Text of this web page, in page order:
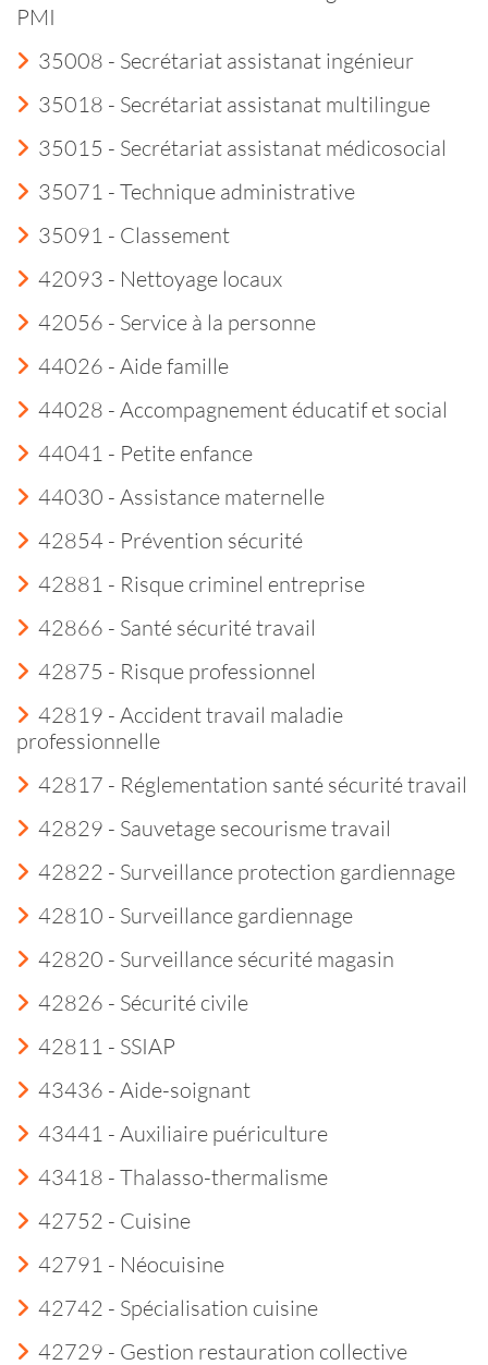
PMI
35008 - Secrétariat assistanat ingénieur
35018 - Secrétariat assistanat multilingue
35015 - Secrétariat assistanat médicosocial
35071 - Technique administrative
35091 - Classement
42093 - Nettoyage locaux
42056 - Service à la personne
44026 - Aide famille
44028 - Accompagnement éducatif et social
44041 - Petite enfance
44030 - Assistance maternelle
42854 - Prévention sécurité
42881 - Risque criminel entreprise
42866 - Santé sécurité travail
42875 - Risque professionnel
42819 - Accident travail maladie
professionnelle
42817 - Réglementation santé sécurité travail
42829 - Sauvetage secourisme travail
42822 - Surveillance protection gardiennage
42810 - Surveillance gardiennage
42820 - Surveillance sécurité magasin
42826 - Sécurité civile
42811 - SSIAP
43436 - Aide-soignant
43441 - Auxiliaire puériculture
43418 - Thalasso-thermalisme
42752 - Cuisine
42791 - Néocuisine
42742 - Spécialisation cuisine
42729 - Gestion restauration collective